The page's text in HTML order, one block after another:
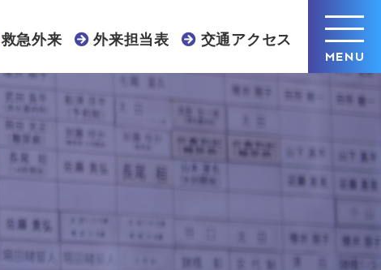
救急外来 外来担当表 交通アクセス
MENU